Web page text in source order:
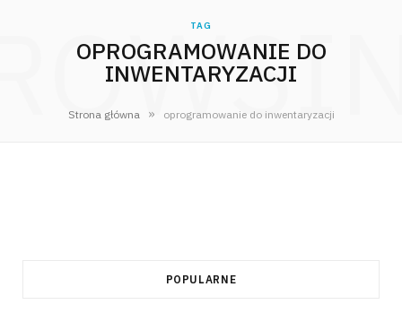
TAG
OPROGRAMOWANIE DO
INWENTARYZACJI
Strona główna » oprogramowanie do inwentaryzacji
POPULARNE